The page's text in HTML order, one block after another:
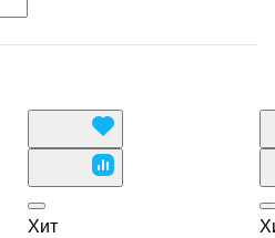
Хит